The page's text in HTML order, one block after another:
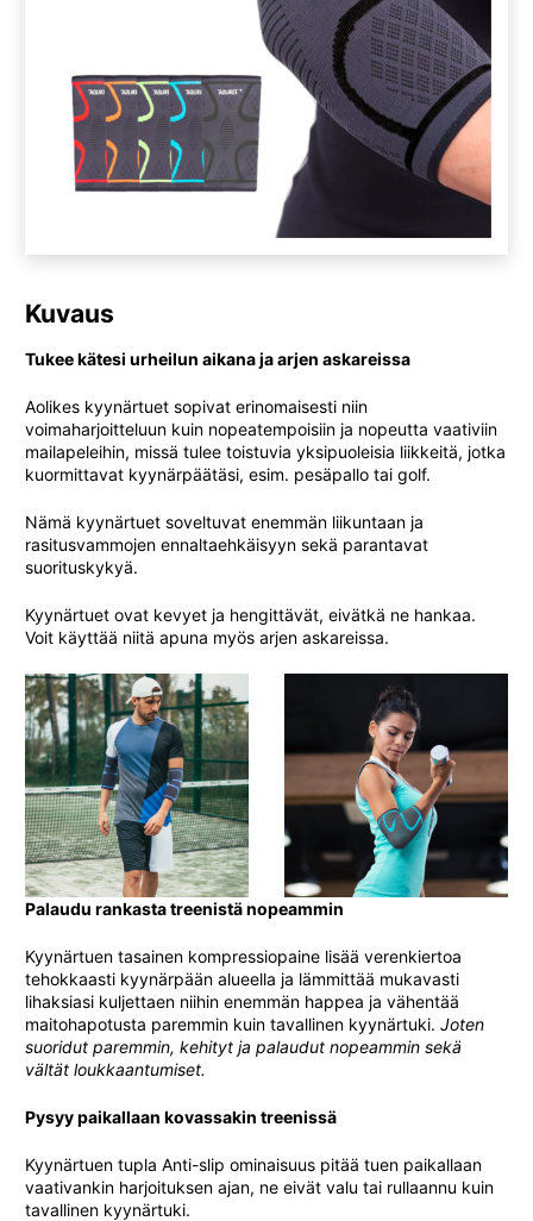
Kuvaus
Tukee kätesi urheilun aikana ja arjen askareissa
Aolikes kyynärtuet sopivat erinomaisesti niin
voimaharjoitteluun kuin nopeatempoisiin ja nopeutta vaativiin
mailapeleihin, missä tulee toistuvia yksipuoleisia liikkeitä, jotka
kuormittavat kyynärpäätäsi, esim. pesäpallo tai golf.
Nämä kyynärtuet soveltuvat enemmän liikuntaan ja
rasitusvammojen ennaltaehkäisyyn sekä parantavat
suorituskykyä.
Kyynärtuet ovat kevyet ja hengittävät, eivätkä ne hankaa.
Voit käyttää niitä apuna myös arjen askareissa.
Palaudu rankasta treenistä nopeammin
Kyynärtuen tasainen kompressiopaine lisää verenkiertoa
tehokkaasti kyynärpään alueella ja lämmittää mukavasti
lihaksiasi kuljettaen niihin enemmän happea ja vähentää
maitohapotusta paremmin kuin tavallinen kyynärtuki. Joten
suoridut paremmin, kehityt ja palaudut nopeammin sekä
vältät loukkaantumiset.
Pysyy paikallaan kovassakin treenissä
Kyynärtuen tupla Anti-slip ominaisuus pitää tuen paikallaan
vaativankin harjoituksen ajan, ne eivät valu tai rullaannu kuin
tavallinen kyynärtuki.